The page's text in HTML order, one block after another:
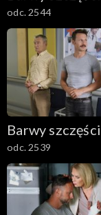
odc. 2544
Barwy
odc. 2539